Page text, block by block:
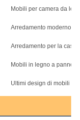
Mobili per camera da
Arredamento moderno
Arredamento per la casa
Mobili in legno a pannello
Ultimi design di mobili